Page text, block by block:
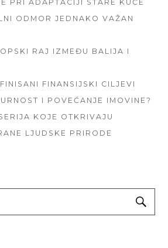
PRI ADAPTACIJI STARE KUĆE
ODMOR JEDNAKO VAŽAN
RAJ IZMEĐU BALIJA I
FINANSIJSKI CILJEVI
I POVEĆANJE IMOVINE?
KOJE OTKRIVAJU
LJUDSKE PRIRODE